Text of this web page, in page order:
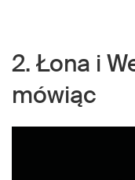
2. Łona i
mówiąc